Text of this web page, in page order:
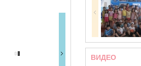
ВИДЕО